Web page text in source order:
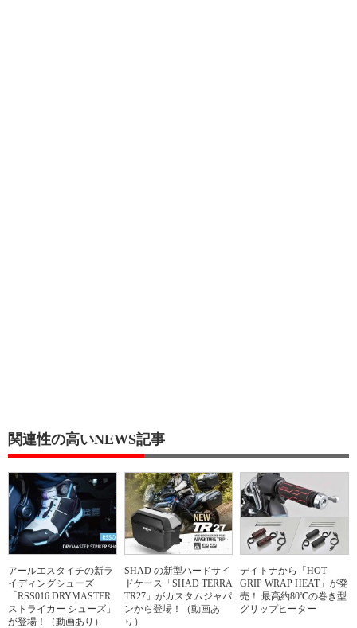
関連性の高いNEWS記事
アールエスタイチの新ラ
イディングシューズ
「RSS016 DRYMASTER
ストライカー シューズ」
が登場！（動画あり）
SHAD の新型ハードサイ
ドケース「SHAD TERRA
TR27」がカスタムジャパ
ンから登場！（動画あ
り）
デイトナから「HOT
GRIP WRAP HEAT」が発
売！ 最高約80℃の巻き型
グリップヒーター